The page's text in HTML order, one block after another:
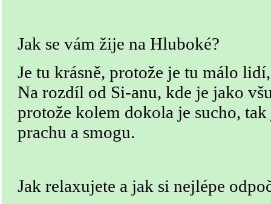
Jak se vám žije na Hluboké?
Je tu krásně, protože je tu málo
Na rozdíl od Si-anu, kde je jako
protože kolem dokola je sucho, tak
prachu a smogu.
Jak relaxujete a jak si nejlépe